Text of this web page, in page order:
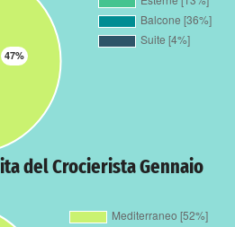
del Crocierista Gennaio